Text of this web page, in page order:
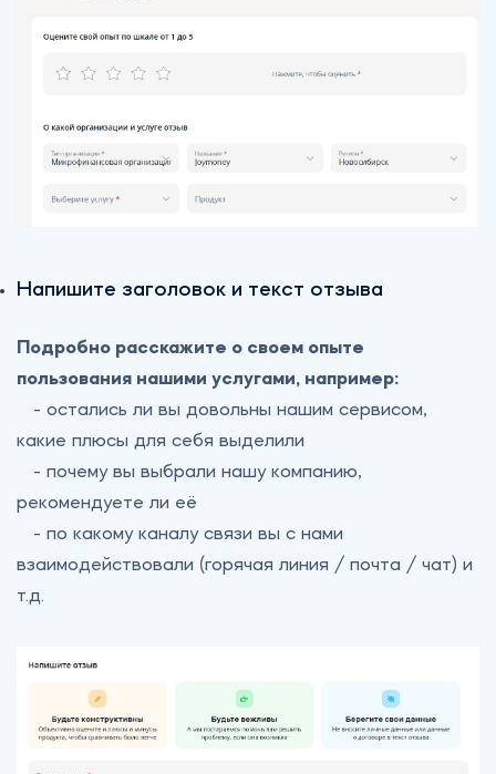
Напишите заголовок и текст отзыва
Подробно расскажите о своем опыте
пользования нашими услугами, например:
- остались ли вы довольны нашим сервисом,
какие плюсы для себя выделили
- почему вы выбрали нашу компанию,
рекомендуете ли её
- по какому каналу связи вы с нами
взаимодействовали (горячая линия / почта / чат) и
т.д.